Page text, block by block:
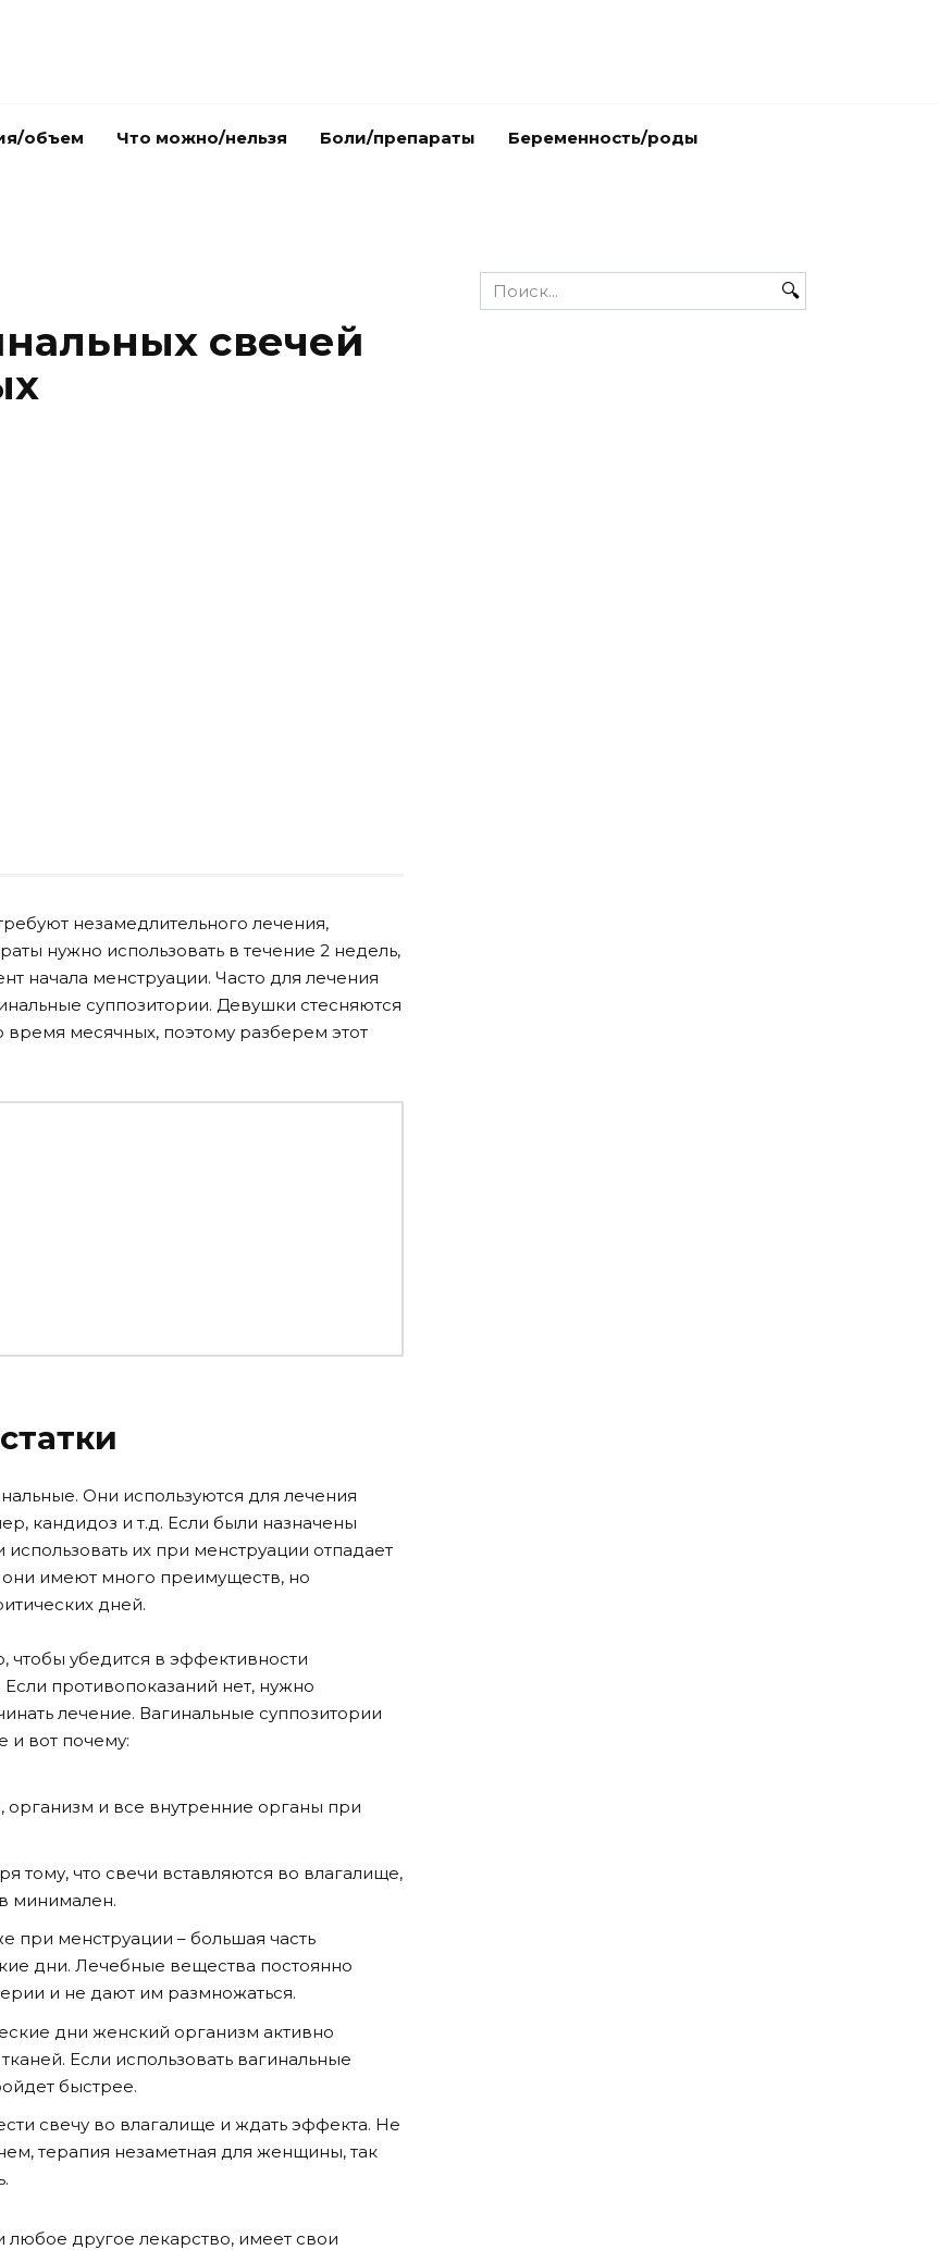
объем Что можно/нельзя Боли/препараты Беременность/роды
свечей
незамедлительного лечения,
нужно использовать в течение 2 недель,
начала менструации. Часто для лечения
суппозитории. Девушки стесняются
время месячных, поэтому разберем этот
Они используются для лечения
кандидоз и т.д. Если были назначены
их при менструации отпадает
имеют много преимуществ, но
дней.
убедится в эффективности
противопоказаний нет, нужно
лечение. Вагинальные суппозитории
и вот почему:
и все внутренние органы при
тому, что свечи вставляются во влагалище,
минимален.
при менструации – большая часть
дни. Лечебные вещества постоянно
и не дают им размножаться.
дни женский организм активно
Если использовать вагинальные
быстрее.
свечу во влагалище и ждать эффекта. Не
терапия незаметная для женщины, так
другое лекарство, имеет свои
Search
for: